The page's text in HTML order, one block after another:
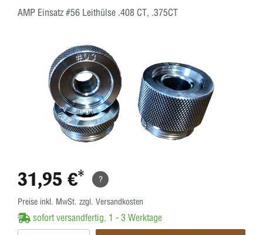
AMP Einsatz #56 Leithülse .408 CT, .375CT
31,95 €* ?
Preise inkl. MwSt. zzgl. Versandkosten
sofort versandfertig, 1 - 3 Werktage